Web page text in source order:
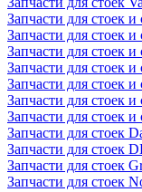
Запчасти для стоек и
Запчасти для стоек и
Запчасти для стоек и
Запчасти для стоек и
Запчасти для стоек и
Запчасти для стоек и
Запчасти для стоек и
Запчасти для стоек
Запчасти для стоек
Запчасти для стоек
Запчасти для стоек